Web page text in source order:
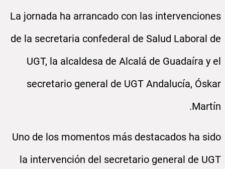
La jornada ha arrancado con las intervenciones
de la secretaria confederal de Salud Laboral de
UGT, la alcaldesa de Alcalá de Guadaíra y el
secretario general de UGT Andalucía, Óskar
Martín.
Uno de los momentos más destacados ha sido
la intervención del secretario general de UGT